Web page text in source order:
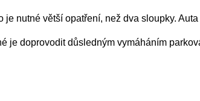
větší opatření, než dva sloupky. Auta
důsledným vymáháním